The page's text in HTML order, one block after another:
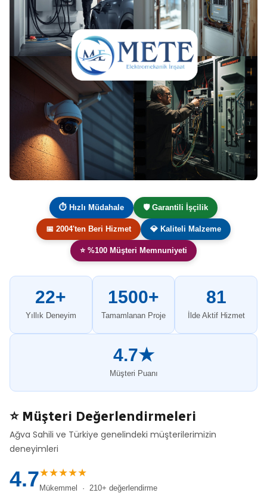
⏱ Hızlı Müdahale 🛡️ Garantili İşçilik
📅 2004'ten Beri Hizmet 💎 Kaliteli Malzeme
⭐ %100 Müşteri Memnuniyeti
22+
Yıllık Deneyim
1500+
Tamamlanan Proje
81
İlde Aktif Hizmet
4.7★
Müşteri Puanı
⭐ Müşteri Değerlendirmeleri
Ağva Sahili ve Türkiye genelindeki müşterilerimizin
deneyimleri
4.7★★★★★
Mükemmel · 210+ değerlendirme